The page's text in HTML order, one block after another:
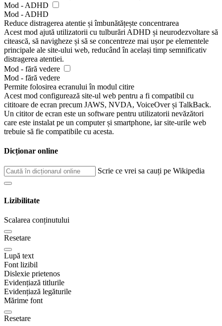
Mod - ADHD
Mod - ADHD
Reduce distragerea atentie și îmbunătățește concentrarea
Acest mod ajută utilizatorii cu tulburări ADHD și neurodezvoltare să
citească, să navigheze și să se concentreze mai ușor pe elementele
principale ale site-ului web, reducând în același timp semnificativ
distragerea atentiei.
Mod - fără vedere
Mod - fără vedere
Permite folosirea ecranului în modul citire
Acest mod configurează site-ul web pentru a fi compatibil cu
cititoare de ecran precum JAWS, NVDA, VoiceOver și TalkBack.
Un cititor de ecran este un software pentru utilizatorii nevăzători
care este instalat pe un computer și smartphone, iar site-urile web
trebuie să fie compatibile cu acesta.
Dicționar online
Scrie ce vrei sa cauți pe Wikipedia
Lizibilitate
Scalarea conținutului
Resetare
Lupă text
Font lizibil
Dislexie prietenos
Evidențiază titlurile
Evidențiază legăturile
Mărime font
Resetare